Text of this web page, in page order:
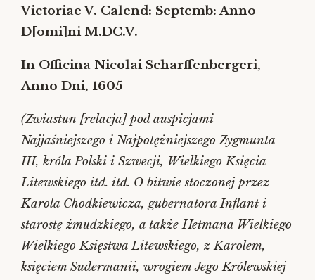
Victoriae V. Calend: Septemb: Anno
D[omi]ni M.DC.V.
In Officina Nicolai Scharffenbergeri,
Anno Dni, 1605
(Zwiastun [relacja] pod auspicjami
Najjaśniejszego i Najpotężniejszego Zygmunta
III, króla Polski i Szwecji, Wielkiego Księcia
Litewskiego itd. itd. O bitwie stoczonej przez
Karola Chodkiewicza, gubernatora Inflant i
starostę żmudzkiego, a także Hetmana Wielkiego
Wielkiego Księstwa Litewskiego, z Karolem,
księciem Sudermanii, wrogiem Jego Królewskiej